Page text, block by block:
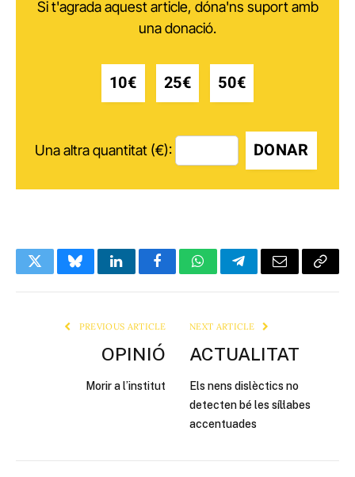
Si t'agrada aquest article, dóna'ns suport amb
una donació.
10€ 25€ 50€
Una altra quantitat (€): DONAR
TwitterBlueskyLinkedInFacebookWhatsAppTelegramEmail Copy
PREVIOUS ARTICLE
OPINIÓ
Morir a l’institut
NEXT ARTICLE
ACTUALITAT
Els nens dislèctics no
detecten bé les síl·labes
accentuades